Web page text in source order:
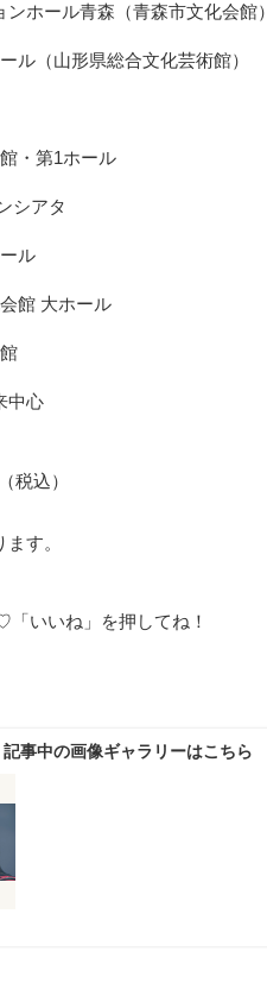
ホール青森（青森市文化会館）
ル（山形県総合文化芸術館）
・第1ホール
シアタ
ル
館 大ホール
中心
税込）
す。
記事中の画像ギャラリーはこちら